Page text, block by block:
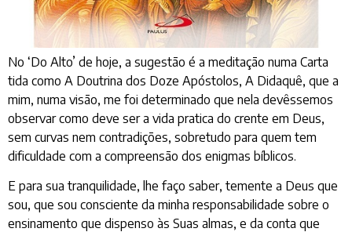
No ‘Do Alto’ de hoje, a sugestão é a meditação numa Carta
tida como A Doutrina dos Doze Apóstolos, A Didaquê, que a
mim, numa visão, me foi determinado que nela devêssemos
observar como deve ser a vida pratica do crente em Deus,
sem curvas nem contradições, sobretudo para quem tem
dificuldade com a compreensão dos enigmas bíblicos.
E para sua tranquilidade, lhe faço saber, temente a Deus que
sou, que sou consciente da minha responsabilidade sobre o
ensinamento que dispenso às Suas almas, e da conta que